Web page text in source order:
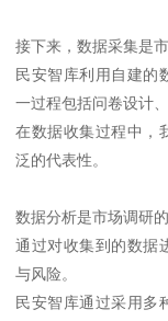
接下来，数据采集是
民安智库利用自建的
一过程包括问卷设计
在数据收集过程中，
泛的代表性。
数据分析是市场调研
通过对收集到的数据
与风险。
民安智库通过采用多